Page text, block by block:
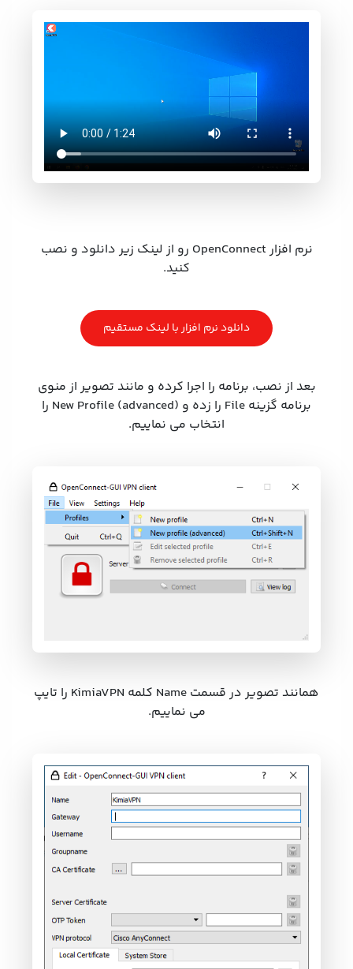
نرم افزار OpenConnect رو از لینک زیر دانلود و نصب
کنید.
دانلود نرم افزار با لینک مستقیم
بعد از نصب، برنامه را اجرا کرده و مانند تصویر از منوی
برنامه گزینه File را زده و New Profile (advanced) را
انتخاب می نماییم.
همانند تصویر در قسمت Name کلمه KimiaVPN را تایپ
می نماییم.